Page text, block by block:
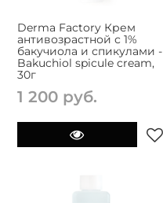
Derma Factory Крем
антивозрастной с 1%
бакучиола и спикулами -
Bakuchiol spicule cream,
30г
1 200 руб.